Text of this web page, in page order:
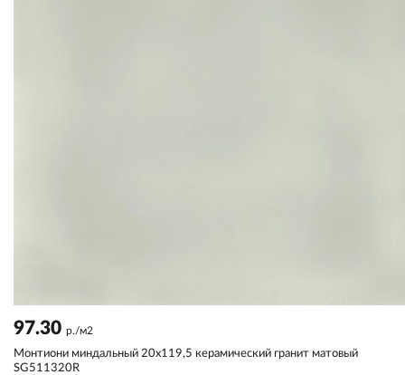
97.30 р./м2
Монтиони миндальный 20x119,5 керамический гранит матовый
SG511320R